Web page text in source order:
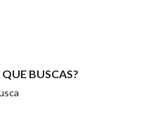
na imaxe:
BUSCAS?